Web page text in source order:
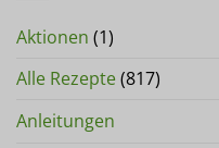
Aktionen (1)
Alle Rezepte(817)
Anleitungen